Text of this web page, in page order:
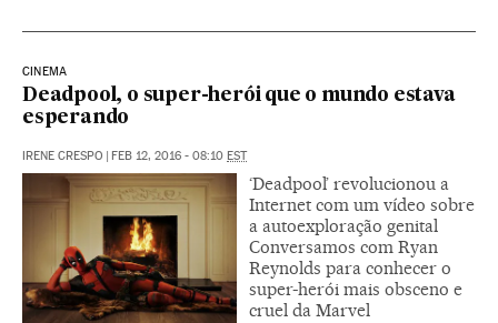
CINEMA
Deadpool, o super-herói que o mundo estava
esperando
IRENE CRESPO FEB 12, 2016 - 08:10 EST
‘Deadpool’ revolucionou a
Internet com um vídeo sobre
a autoexploração genital
Conversamos com Ryan
Reynolds para conhecer o
super-herói mais obsceno e
cruel da Marvel